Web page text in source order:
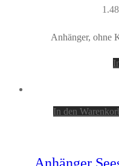
Anhänger, ohne
In den